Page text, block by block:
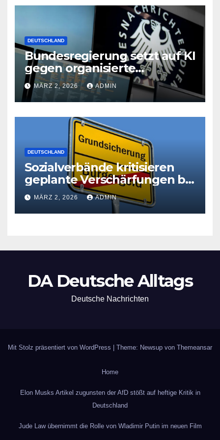
DEUTSCHLAND
Bundesregierung setzt auf KI
gegen organisierte
Kriminalität
MÄRZ 2, 2026 ADMIN
DEUTSCHLAND
Sozialverbände kritisieren
geplante Verschärfungen bei
der Grundsicherung
MÄRZ 2, 2026 ADMIN
DA Deutsche Alltags
Deutsche Nachrichten
Mit Stolz präsentiert von WordPress Theme: Newsup von Themeansar
Home
Elon Musks Artikel zugunsten der AfD stößt auf heftige Kritik in
Deutschland
Jude Law übernimmt die Rolle von Wladimir Putin im neuen Film